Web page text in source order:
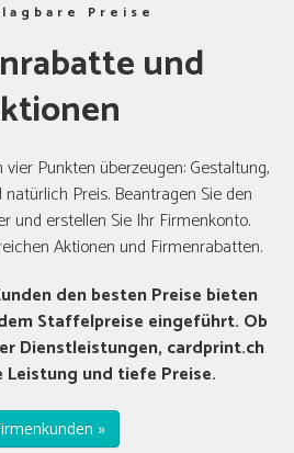
Preise
und
Punkten überzeugen: Gestaltung,
Preis. Beantragen Sie den
und erstellen Sie Ihr Firmenkonto.
Aktionen und Firmenrabatten.
den besten Preise bieten
Staffelpreise eingeführt. Ob
Dienstleistungen, cardprint.ch
und tiefe Preise.
»